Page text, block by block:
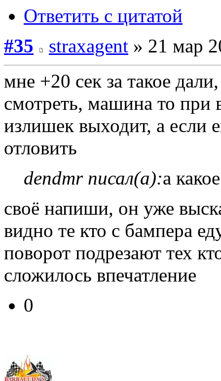
Ответить с цитатой
#35
straxagent » 21 мар
мне +20 сек за такое
смотреть, машина то при
излишек выходит, а если
отловить
dendmr писал(а):а
своё напиши, он уже
видно те кто с бампера
поворот подрезают тех
сложилось впечатление
0